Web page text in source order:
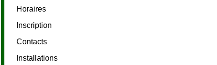
Horaires
Inscription
Contacts
Installations